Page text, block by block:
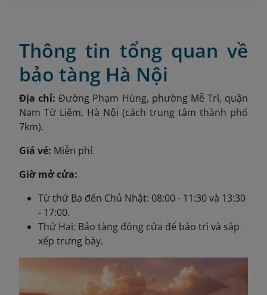
Thông tin tổng quan về
bảo tàng Hà Nội
Địa chỉ: Đường Phạm Hùng, phường Mễ Trì, quận
Nam Từ Liêm, Hà Nội (cách trung tâm thành phố
7km).
Giá vé: Miễn phí.
Giờ mở cửa:
Từ thứ Ba đến Chủ Nhật: 08:00 - 11:30 và 13:30
- 17:00.
Thứ Hai: Bảo tàng đóng cửa để bảo trì và sắp
xếp trưng bày.